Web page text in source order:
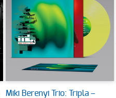
Miki Berenyi Trio: Tripla –